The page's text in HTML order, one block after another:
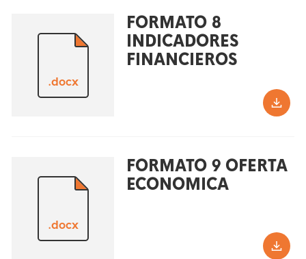
.docx
FORMATO 8
INDICADORES
FINANCIEROS
.docx
FORMATO 9 OFERTA
ECONOMICA